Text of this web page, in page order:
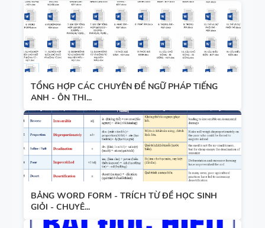
HỢP NĂNG
LỰC SỐ -
CẢ NĂM
TIẾNG ANH
TỪ VỰNG
VÀ NGỮ
TIẾNG ANH
6 - HỌC KỲ
1 - FILE
WORD +
ẢNH MINH
HỌA
BẢNG
WORD
FORM -
TỔNG HỢP CÁC CHUYÊN ĐỀ NGỮ PHÁP TIẾNG
ANH - ÔN THI...
BẢNG WORD FORM - TRÍCH TỪ ĐỀ HỌC SINH
GIỎI - CHUYÊ...